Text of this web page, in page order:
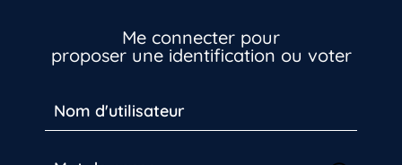
Me connecter pour
proposer une identification ou voter